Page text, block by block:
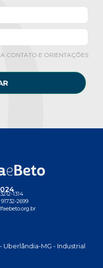
CONTATO E ORIENTAÇÕES
1314
91732-2699
Uberlândia-MG - Industrial